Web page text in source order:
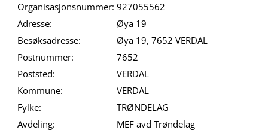
Organisasjonsnummer: 927055562
Adresse:
Øya 19
Besøksadresse:
Øya 19, 7652 VERDAL
Postnummer:
7652
Poststed:
VERDAL
Kommune:
VERDAL
Fylke:
TRØNDELAG
Avdeling:
MEF avd Trøndelag